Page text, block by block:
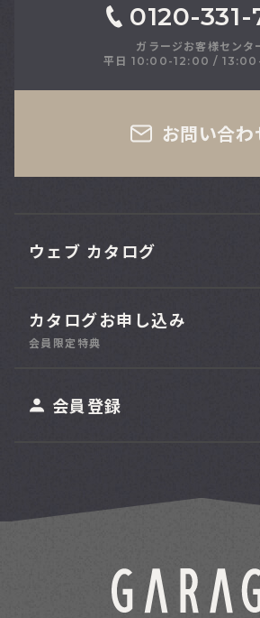
0120-331-
ガラージお客様センタ
平日 10:00-12:00 /
お問い合わ
ウェブ カタログ
カタログお申し込み
会員限定特典
会員登録